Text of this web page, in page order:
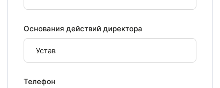
Основания действий директора
Телефон